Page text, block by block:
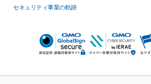
セキュリティ事業の軌跡